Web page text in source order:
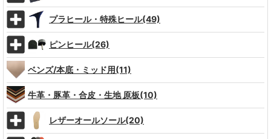
プラヒール・特殊ヒール(49)
ピンヒール(26)
ベンズ/本底・ミッド用(11)
牛革・豚革・合皮・生地 原板(10)
レザーオールソール(20)